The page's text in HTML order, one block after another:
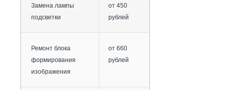
Замена лампы
подсветки
от 450
рублей
Ремонт блока
формирования
изображения
от 660
рублей